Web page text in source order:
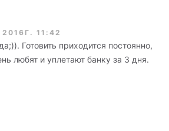
11:42
Готовить приходится постоянно,
любят и уплетают банку за 3 дня.